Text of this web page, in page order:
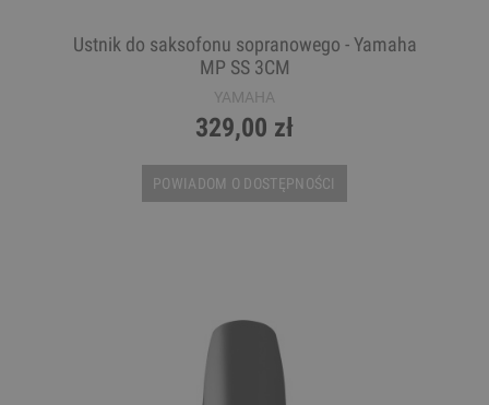
Ustnik do saksofonu sopranowego - Yamaha
MP SS 3CM
YAMAHA
329,00 zł
POWIADOM O DOSTĘPNOŚCI